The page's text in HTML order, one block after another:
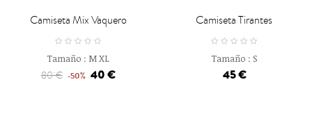
Camiseta Mix Vaquero
Tamaño : MXL
80 € -50% 40 €
Camiseta Tirantes
Tamaño : S
45 €